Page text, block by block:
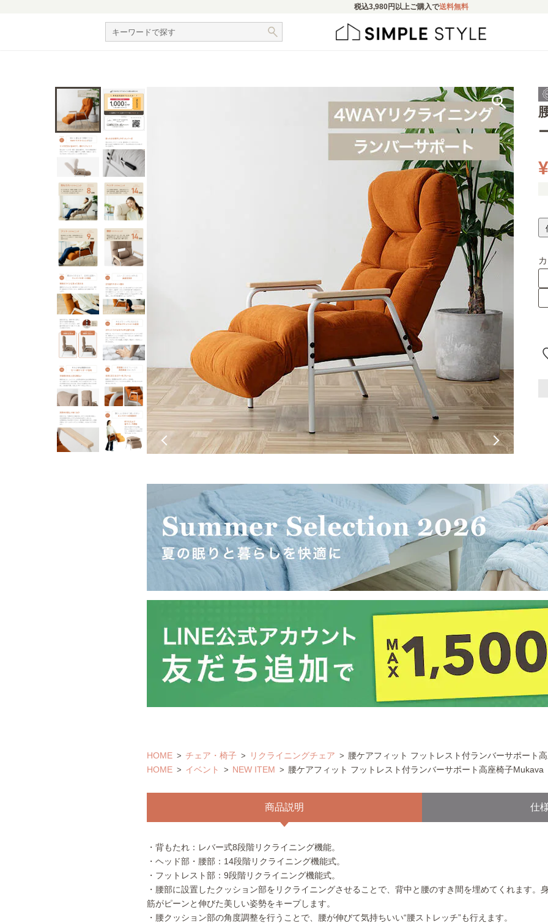
税込3,980円 以上ご購入で送料無料
HOME チェア・椅子 リクライニングチェア
腰ケアフィット フットレスト付ランバーサポート
HOME
イベント NEW ITEM 腰ケアフィット フットレスト付ランバーサポート高座椅子Mukava
商品説明 仕
・背もたれ：レバー式8段階リクライニング機能。
・ヘッド部・腰部：14段階リクライニング機能式。
・フットレスト部：9段階リクライニング機能式。
・腰部に設置したクッション部をリクライニングさせることで、背中と腰のすき間を埋めてくれます。
筋がピーンと伸びた美しい姿勢をキープします。
・腰クッション部の角度調整を行うことで、腰が伸びて気持ちいい“腰ストレッチ”も行えます。